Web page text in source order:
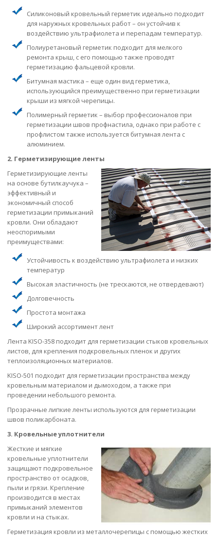
Силиконовый кровельный герметик идеально подходит
для наружных кровельных работ – он устойчив к
воздействию ультрафиолета и перепадам температур.
Полиуретановый герметик подходит для мелкого
ремонта крыш, с его помощью также проводят
герметизацию фальцевой кровли.
Битумная мастика – еще один вид герметика,
использующийся преимущественно при герметизации
крыши из мягкой черепицы.
Полимерный герметик – выбор профессионалов при
герметизации швов профнастила, однако при работе с
профлистом также используется битумная лента с
алюминием.
2. Герметизирующие ленты
Герметизирующие ленты
на основе бутилкаучука –
эффективный и
экономичный способ
герметизации примыканий
кровли. Они обладают
неоспоримыми
преимуществами:
Устойчивость к воздействию ультрафиолета и низких
температур
Высокая эластичность (не трескаются, не отвердевают)
Долговечность
Простота монтажа
Широкий ассортимент лент
Лента KISO-358 подходит для герметизации стыков кровельных
листов, для крепления подкровельных пленок и других
теплоизоляционных материалов.
KISO-501 подходит для герметизации пространства между
кровельным материалом и дымоходом, а также при
проведении небольшого ремонта.
Прозрачные липкие ленты используются для герметизации
швов поликарбоната.
3. Кровельные уплотнители
Жесткие и мягкие
кровельные уплотнители
защищают подкровельное
пространство от осадков,
пыли и грязи. Крепление
производится в местах
примыканий элементов
кровли и на стыках.
Герметизация кровли из металлочерепицы с помощью жестких